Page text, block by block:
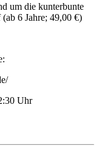
um die kunterbunte
6 Jahre; 49,00 €)
Uhr